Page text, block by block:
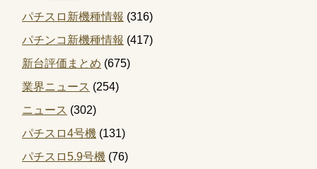
パチスロ新機種情報 (316)
パチンコ新機種情報 (417)
新台評価まとめ (675)
業界ニュース (254)
ニュース (302)
パチスロ4号機 (131)
パチスロ5.9号機 (76)